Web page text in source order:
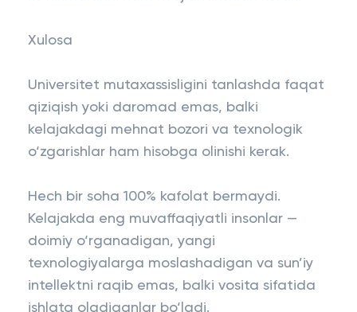
Xulosa
Universitet mutaxassisligini tanlashda faqat
qiziqish yoki daromad emas, balki
kelajakdagi mehnat bozori va texnologik
o‘zgarishlar ham hisobga olinishi kerak.
Hech bir soha 100% kafolat bermaydi.
Kelajakda eng muvaffaqiyatli insonlar —
doimiy o‘rganadigan, yangi
texnologiyalarga moslashadigan va sun’iy
intellektni raqib emas, balki vosita sifatida
ishlata oladiganlar bo‘ladi.